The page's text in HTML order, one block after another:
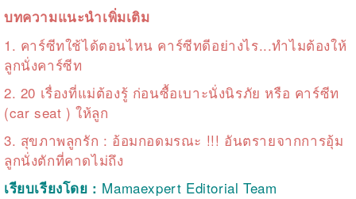
บทความแนะนำเพิ่มเติม
1. คาร์ซีทใช้ได้ตอนไหน คาร์ซีทดีอย่างไร...ทำไมต้องให้
ลูกนั่งคาร์ซีท
2. 20 เรื่องที่แม่ต้องรู้ ก่อนซื้อเบาะนั่งนิรภัย หรือ คาร์ซีท
(car seat ) ให้ลูก
3. สุขภาพลูกรัก : อ้อมกอดมรณะ !!! อันตรายจากการอุ้ม
ลูกนั่งตักที่คาดไม่ถึง‬
เรียบเรียงโดย : Mamaexpert Editorial Team